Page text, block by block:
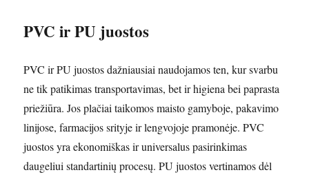
PVC ir PU juostos
PVC ir PU juostos dažniausiai naudojamos ten, kur svarbu
ne tik patikimas transportavimas, bet ir higiena bei paprasta
priežiūra. Jos plačiai taikomos maisto gamyboje, pakavimo
linijose, farmacijos srityje ir lengvojoje pramonėje. PVC
juostos yra ekonomiškas ir universalus pasirinkimas
daugeliui standartinių procesų. PU juostos vertinamos dėl